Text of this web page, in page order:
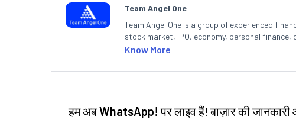
Team Angel One
Team Angel One is a group of experienced
stock market, IPO, economy, personal
Know More
हम अबWhatsApp! पर लाइव हैं! बाज़ार की